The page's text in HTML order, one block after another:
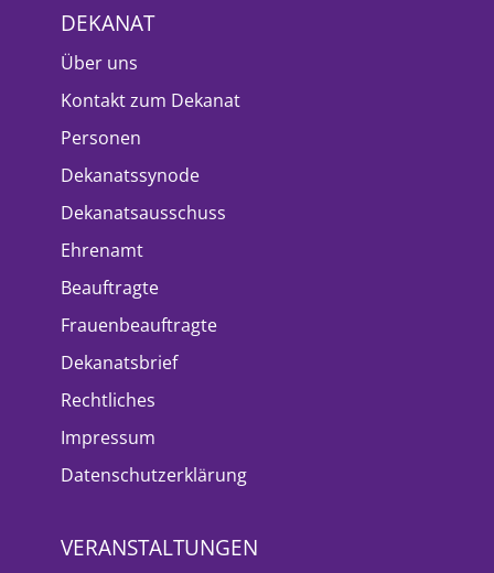
DEKANAT
Über uns
Kontakt zum Dekanat
Personen
Dekanatssynode
Dekanatsausschuss
Ehrenamt
Beauftragte
Frauenbeauftragte
Dekanatsbrief
Rechtliches
Impressum
Datenschutzerklärung
VERANSTALTUNGEN